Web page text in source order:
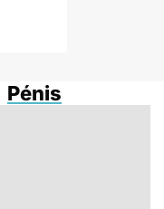
Pénis